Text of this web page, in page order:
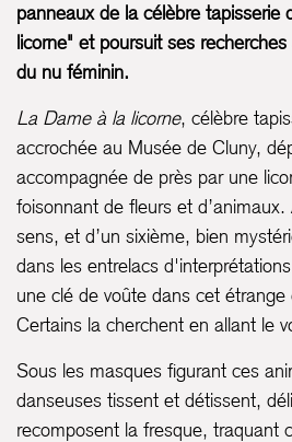
panneaux de la célèbre tapisserie
licorne" et poursuit ses
du nu féminin.
La Dame à la licorne, célèbre
accrochée au Musée de Cluny,
accompagnée de près par une
foisonnant de fleurs et d’animaux.
sens, et d’un sixième, bien
dans les entrelacs
une clé de voûte dans cet étrange
Certains la cherchent en allant le
Sous les masques figurant ces
danseuses tissent et détissent,
recomposent la fresque, traquant